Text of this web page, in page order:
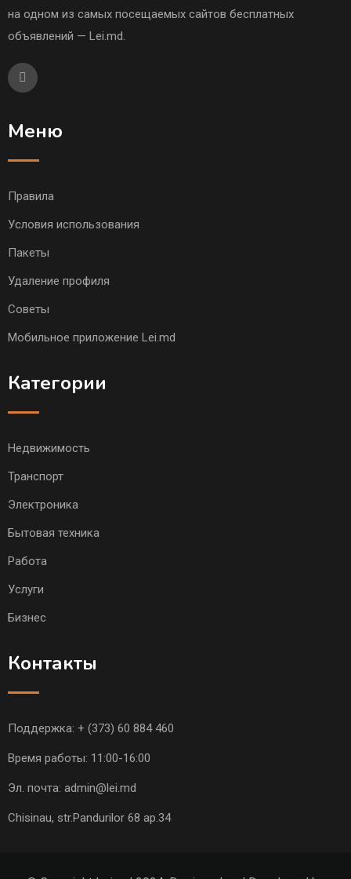
на одном из самых посещаемых сайтов бесплатных
объявлений — Lei.md.
Меню
Правила
Условия использования
Пакеты
Удаление профиля
Советы
Мобильное приложение Lei.md
Категории
Недвижимость
Транспорт
Электроника
Бытовая техника
Работа
Услуги
Бизнес
Контакты
Поддержка: + (373) 60 884 460
Время работы: 11:00-16:00
Эл. почта: admin@lei.md
Chisinau, str.Pandurilor 68 ap.34